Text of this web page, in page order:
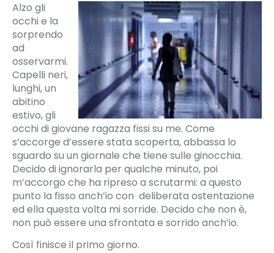
Alzo gli
occhi e la
sorprendo
ad
osservarmi.
Capelli neri,
lunghi, un
abitino
estivo, gli
occhi di giovane ragazza fissi su me. Come
s’accorge d’essere stata scoperta, abbassa lo
sguardo su un giornale che tiene sulle ginocchia.
Decido di ignorarla per qualche minuto, poi
m’accorgo che ha ripreso a scrutarmi: a questo
punto la fisso anch’io con deliberata ostentazione
ed ella questa volta mi sorride. Decido che non è,
non può essere una sfrontata e sorrido anch’io.
Così finisce il primo giorno.